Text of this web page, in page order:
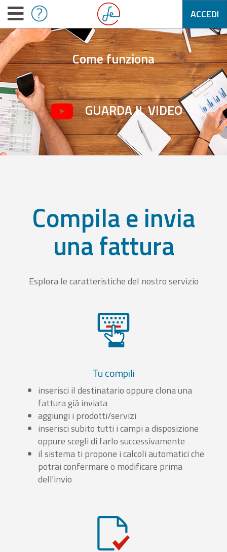
ACCEDI
Come funziona
GUARDA IL VIDEO
Compila e invia
una fattura
Esplora le caratteristiche del nostro servizio
Tu compili
inserisci il destinatario oppure clona una
fattura già inviata
aggiungi i prodotti/servizi
inserisci subito tutti i campi a disposizione
oppure scegli di farlo successivamente
il sistema ti propone i calcoli automatici che
potrai confermare o modificare prima
dell'invio